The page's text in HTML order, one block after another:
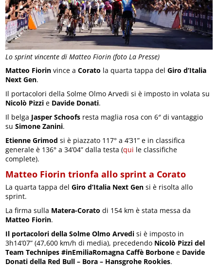
Lo sprint vincente di Matteo Fiorin (foto La Presse)
Matteo Fiorin vince aCorato la quarta tappa delGiro d’Italia
Next Gen.
Il portacolori della Solme Olmo Arvedi si è imposto in volata su
Nicolò Pizzi e Davide Donati.
Il belga Jasper Schoofs resta maglia rosa con 6″ di vantaggio
suSimone Zanini.
Etienne Grimod si è piazzato 117° a 4’31” e in classifica
generale è 136° a 34’04” dalla testa (qui le classifiche
complete).
Matteo Fiorin trionfa allo sprint a Corato
La quarta tappa delGiro d’Italia Next Gen si è risolta allo
sprint.
La firma sulla Matera-Coratodi 154 km è stata messa da
Matteo Fiorin.
Il portacolori della Solme Olmo Arvedi si è imposto in
3h14’07” (47,600 km/h di media), precedendo Nicolò Pizzi del
Team Technipes #inEmiliaRomagna Caffè Borbone e Davide
Donati della Red Bull – Bora – Hansgrohe Rookies.